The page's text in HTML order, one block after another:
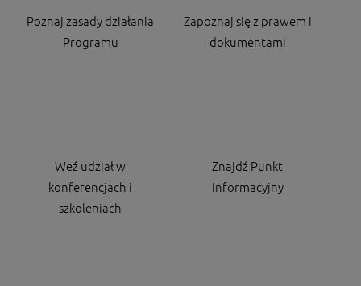
Poznaj zasady działania
Programu
Zapoznaj się z prawem i
dokumentami
Weź udział w
konferencjach i
szkoleniach
Znajdź Punkt
Informacyjny